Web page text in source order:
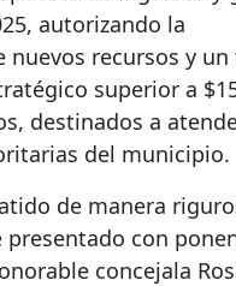
autorizando la
nuevos recursos y
superior a
destinados a
del municipio.
de manera
presentado con
concejala